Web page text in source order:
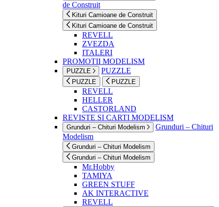
de Construit
Kituri Camioane de Construit
Kituri Camioane de Construit
REVELL
ZVEZDA
ITALERI
PROMOTII MODELISM
PUZZLE PUZZLE
PUZZLE PUZZLE
REVELL
HELLER
CASTORLAND
REVISTE SI CARTI MODELISM
Grunduri – Chituri Modelism
Grunduri – Chituri
Modelism
Grunduri – Chituri Modelism
Grunduri – Chituri Modelism
Mr.Hobby
TAMIYA
GREEN STUFF
AK INTERACTIVE
REVELL